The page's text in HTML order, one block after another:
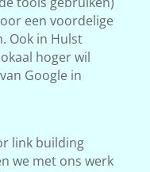
een voordelige
Ook in Hulst
hoger wil
Google in
link building
we met ons werk